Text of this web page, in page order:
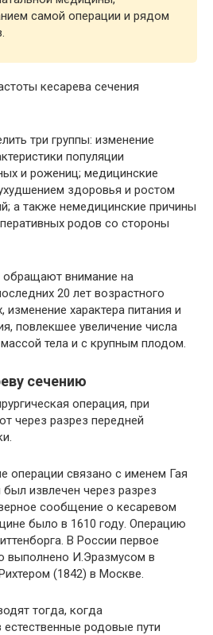
самой операции и рядом
кесарева сечения
три группы: изменение
популяции
и рожениц; медицинские
здоровья и ростом
а также немедицинские причины
родов со стороны
обращают внимание на
20 лет возрастного
характера питания и
повлекшее увеличение числа
тела и с крупным плодом.
сечению
операция, при
через разрез передней
операции связано с именем Гая
извлечен через разрез
сообщение о кесаревом
было в 1610 году. Операцию
В России первое
выполнено И.Эразмусом в
(1842) в Москве.
тогда, когда
родовые пути